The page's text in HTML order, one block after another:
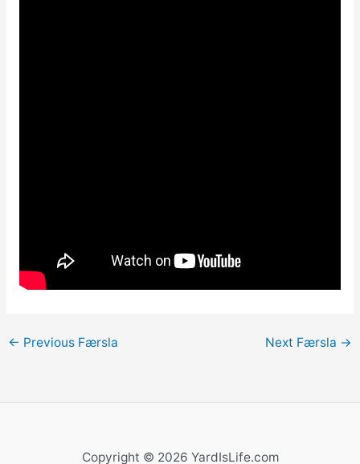
← Previous Færsla Next Færsla →
Copyright © 2026 YardIsLife.com